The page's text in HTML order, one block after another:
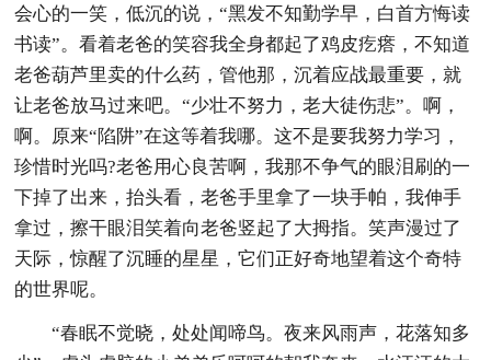
会心的一笑，低沉的说，“黑发不知勤学早，白首方悔读
书读”。看着老爸的笑容我全身都起了鸡皮疙瘩，不知道
老爸葫芦里卖的什么药，管他那，沉着应战最重要，就
让老爸放马过来吧。“少壮不努力，老大徒伤悲”。啊，
啊。原来“陷阱”在这等着我哪。这不是要我努力学习，
珍惜时光吗?老爸用心良苦啊，我那不争气的眼泪刷的一
下掉了出来，抬头看，老爸手里拿了一块手帕，我伸手
拿过，擦干眼泪笑着向老爸竖起了大拇指。笑声漫过了
天际，惊醒了沉睡的星星，它们正好奇地望着这个奇特
的世界呢。
“春眠不觉晓，处处闻啼鸟。夜来风雨声，花落知多